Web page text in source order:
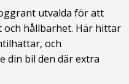
utvalda för att
och hållbarhet. Här hittar
och
din bil den där extra